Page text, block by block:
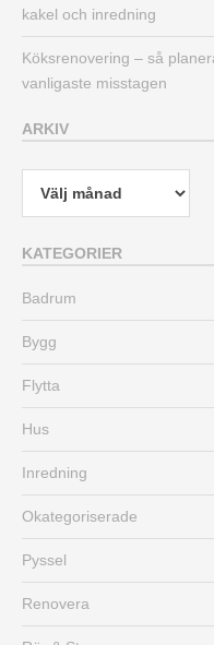
kakel och inredning
Köksrenovering – så
vanligaste misstagen
ARKIV
Arkiv
KATEGORIER
Badrum
Bygg
Flytta
Hus
Inredning
Okategoriserade
Pyssel
Renovera